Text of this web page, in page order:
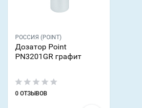
РОССИЯ (POINT)
Дозатор Point
PN3201GR графит
0 ОТЗЫВОВ